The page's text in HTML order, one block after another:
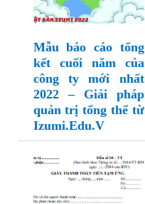
Mẫu báo cáo tổng
kết cuối năm của
công ty mới nhất
2022 – Giải pháp
quản trị tổng thể từ
Izumi.Edu.V